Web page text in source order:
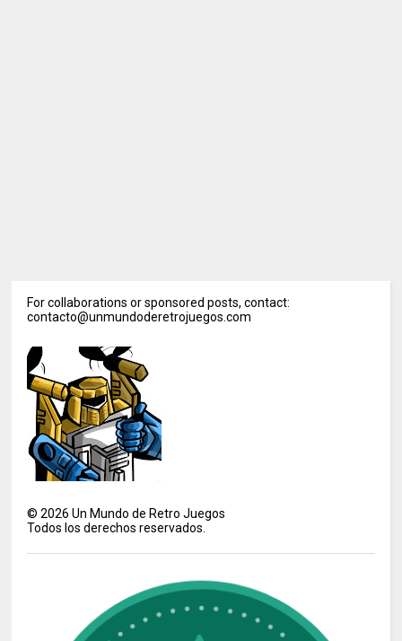
For collaborations or sponsored posts, contact:
contacto@unmundoderetrojuegos.com
©2026 Un Mundo de Retro Juegos
Todos los derechos reservados.